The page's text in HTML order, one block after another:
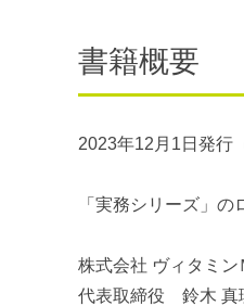
運営会社書籍概要
2023年12月1日発行
「実務シリーズ」
株式会社 ヴィタミン
代表取締役 鈴木